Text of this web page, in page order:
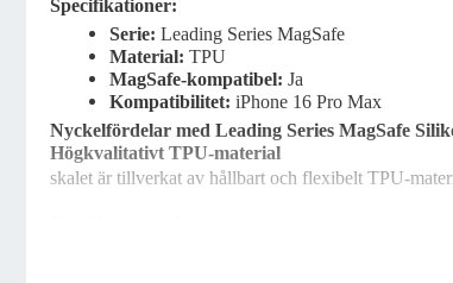
Specifikationer:
Serie: Leading Series MagSafe
Material: TPU
MagSafe-kompatibel: Ja
Kompatibilitet: iPhone 16 Pro Max
Nyckelfördelar med Leading Series MagSafe
Högkvalitativt TPU-material
skalet är tillverkat av hållbart och flexibelt TPU-
Med förstärkta kanter och stötdämpande design